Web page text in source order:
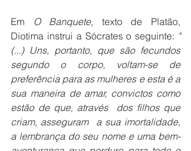
Em O Banquete, texto de Platão,
Diotima instrui a Sócrates o seguinte: "
(...) Uns, portanto, que são fecundos
segundo o corpo, voltam-se de
preferência para as mulheres e esta é a
sua maneira de amar, convictos como
estão de que, através  dos filhos que
criam, asseguram  a sua imortalidade,
a lembrança do seu nome e uma bem-